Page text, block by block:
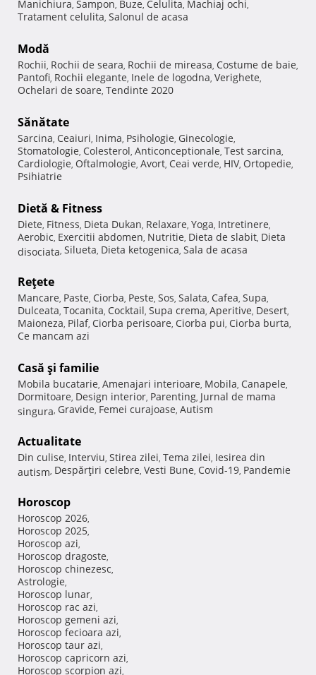
Manichiura, Sampon, Buze, Celulita, Machiaj ochi,
Tratament celulita, Salonul de acasa
Modă
Rochii, Rochii de seara, Rochii de mireasa, Costume de baie,
Pantofi, Rochii elegante, Inele de logodna, Verighete,
Ochelari de soare, Tendinte 2020
Sănătate
Sarcina, Ceaiuri, Inima, Psihologie, Ginecologie,
Stomatologie, Colesterol, Anticonceptionale, Test sarcina,
Cardiologie, Oftalmologie, Avort, Ceai verde, HIV, Ortopedie,
Psihiatrie
Dietă & Fitness
Diete, Fitness, Dieta Dukan, Relaxare, Yoga, Intretinere,
Aerobic, Exercitii abdomen, Nutritie, Dieta de slabit, Dieta
disociata, Silueta, Dieta ketogenica, Sala de acasa
Reţete
Mancare, Paste, Ciorba, Peste, Sos, Salata, Cafea, Supa,
Dulceata, Tocanita, Cocktail, Supa crema, Aperitive, Desert,
Maioneza, Pilaf, Ciorba perisoare, Ciorba pui, Ciorba burta,
Ce mancam azi
Casă şi familie
Mobila bucatarie, Amenajari interioare, Mobila, Canapele,
Dormitoare, Design interior, Parenting, Jurnal de mama
singura, Gravide, Femei curajoase, Autism
Actualitate
Din culise, Interviu, Stirea zilei, Tema zilei, Iesirea din
autism, Despărţiri celebre, Vesti Bune, Covid-19, Pandemie
Horoscop
Horoscop 2026,
Horoscop 2025,
Horoscop azi,
Horoscop dragoste,
Horoscop chinezesc,
Astrologie,
Horoscop lunar,
Horoscop rac azi,
Horoscop gemeni azi,
Horoscop fecioara azi,
Horoscop taur azi,
Horoscop capricorn azi,
Horoscop scorpion azi,